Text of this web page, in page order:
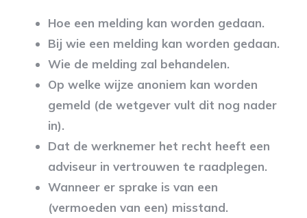
Hoe een melding kan worden gedaan.
Bij wie een melding kan worden gedaan.
Wie de melding zal behandelen.
Op welke wijze anoniem kan worden
gemeld (de wetgever vult dit nog nader
in).
Dat de werknemer het recht heeft een
adviseur in vertrouwen te raadplegen.
Wanneer er sprake is van een
(vermoeden van een) misstand.